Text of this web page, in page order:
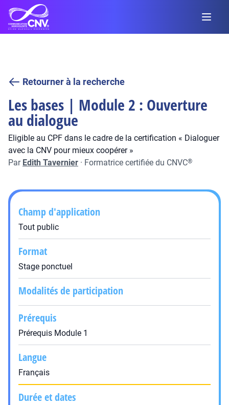
Retourner à la recherche
Les bases | Module 2 : Ouverture
au dialogue
Eligible au CPF dans le cadre de la certification « Dialoguer
avec la CNV pour mieux coopérer »
Par Edith Tavernier · Formatrice certifiée du CNVC®
Champ d'application
Tout public
Format
Stage ponctuel
Modalités de participation
Prérequis
Prérequis Module 1
Langue
Français
Durée et dates